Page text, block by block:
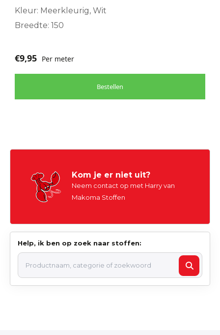
Kleur: Meerkleurig, Wit
Breedte: 150
€9,95 Per meter
Bestellen
Kom je er niet uit?
Neem contact op met Harry van
Makoma Stoffen
Help, ik ben op zoek naar stoffen: